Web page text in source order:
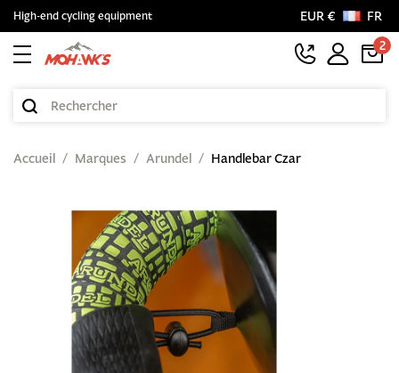
High-end cycling equipment EUR €
FR
2
Accueil Marques Arundel Handlebar Czar